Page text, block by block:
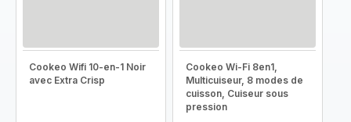
Cookeo Wifi 10-en-1 Noir
avec Extra Crisp
Cookeo Wi-Fi 8en1,
Multicuiseur, 8 modes de
cuisson, Cuiseur sous
pression